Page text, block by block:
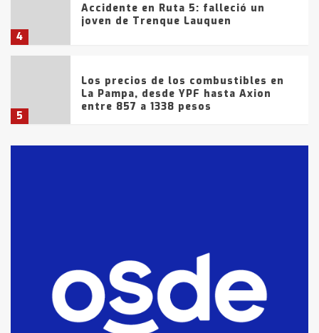
4
Accidente en Ruta 5: falleció un
joven de Trenque Lauquen
5
Los precios de los combustibles en
La Pampa, desde YPF hasta Axion
entre 857 a 1338 pesos
fueron detenidos por
comercialización de drogas en la
tarde del sábado
T.Lauquen: se vendió el edificio de